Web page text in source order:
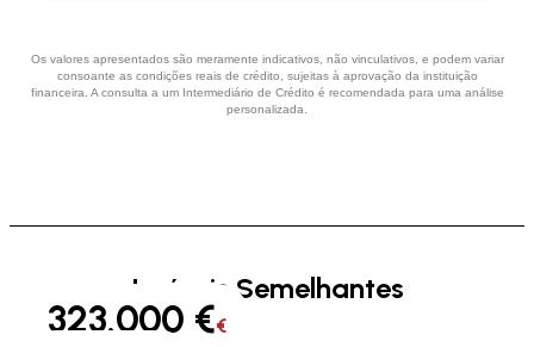
Os valores apresentados são meramente indicativos, não vinculativos, e podem variar
consoante as condições reais de crédito, sujeitas à aprovação da instituição
financeira. A consulta a um Intermediário de Crédito é recomendada para uma análise
personalizada.
Imóveis Semelhantes
323.000 €€